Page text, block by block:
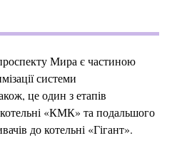
Мира є частиною
системи
це один з етапів
котельні «КМК» та подальшого
до котельні «Гігант».